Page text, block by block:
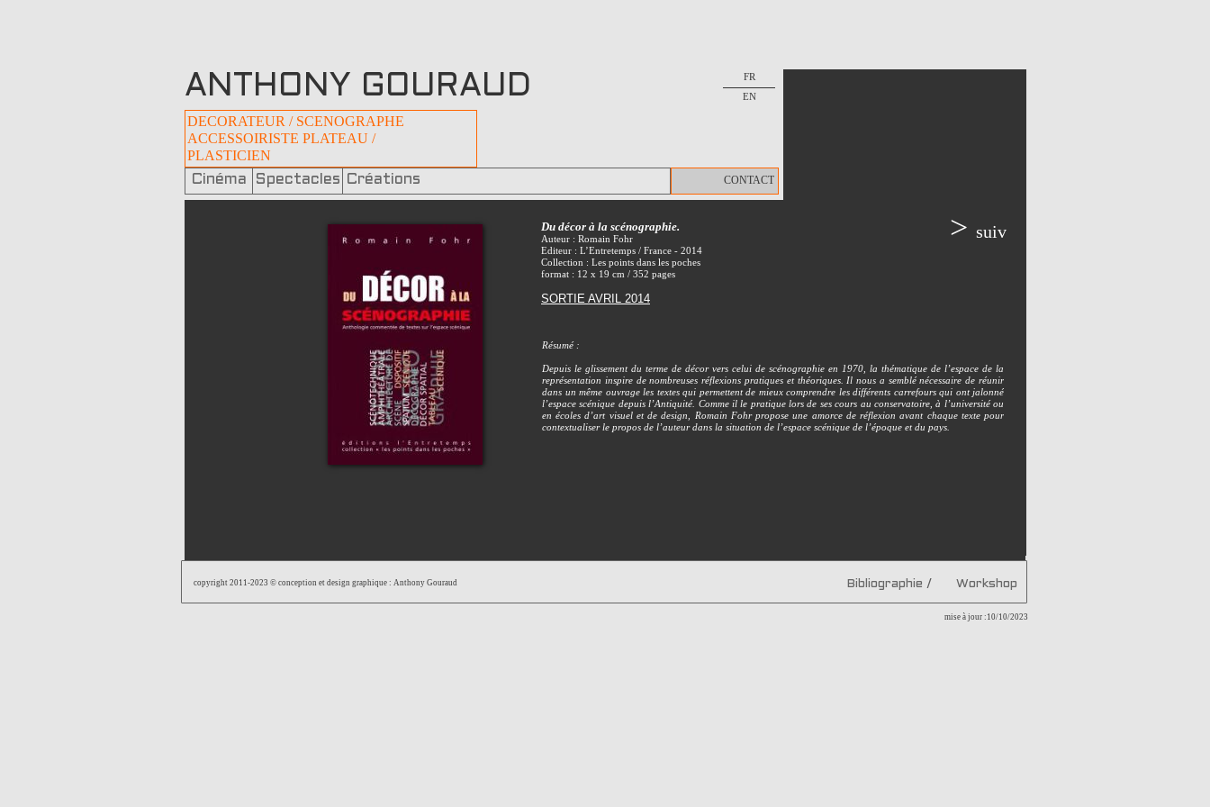
> suiv
Résumé :
Depuis le glissement du terme de décor vers celui de scénographie en 1970, la thématique de l’espace de la
représentation inspire de nombreuses réflexions pratiques et théoriques. Il nous a semblé nécessaire de réunir
dans un même ouvrage les textes qui permettent de mieux comprendre les différents carrefours qui ont jalonné
l’espace scénique depuis l’Antiquité. Comme il le pratique lors de ses cours au conservatoire, à ­l’université ou
en écoles d’art visuel et de design, Romain Fohr propose une amorce de réflexion avant chaque texte pour
contextualiser le propos de l’auteur dans la situation de l’espace scénique de l’époque et du pays.
Du décor à la scénographie.
Auteur : Romain Fohr
Editeur : L’Entretemps / France - 2014
Collection : Les points dans les poches
format : 12 x 19 cm / 352 pages
SORTIE AVRIL 2014
Cinéma Spectacles Créations
mise à jour :10/10/2023
copyright 2011-2023 © conception et design graphique : Anthony Gouraud
DECORATEUR / SCENOGRAPHE
ACCESSOIRISTE PLATEAU /
PLASTICIEN
Bibliographie / Workshop
CONTACT
FR
EN
ANTHONY GOURAUD